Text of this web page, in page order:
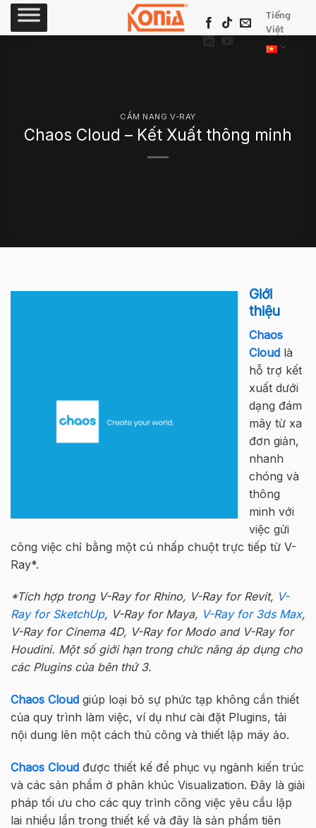
Skip
Tiếng
Việt
CẨM NANG V-RAY
Chaos Cloud – Kết Xuất thông minh
Giới
thiệu
Chaos
Cloud là
hỗ trợ kết
xuất dưới
dạng đám
mây từ xa
đơn giản,
nhanh
chóng và
thông
minh với
việc gửi
công việc chỉ bằng một cú nhấp chuột trực tiếp từ V-
Ray*.
*Tích hợp trong V-Ray for Rhino, V-Ray for Revit, V-
Ray for SketchUp, V-Ray for Maya, V-Ray for 3ds Max,
V-Ray for Cinema 4D, V-Ray for Modo and V-Ray for
Houdini. Một số giới hạn trong chức năng áp dụng cho
các Plugins của bên thứ 3.
Chaos Cloud giúp loại bỏ sự phức tạp không cần thiết
của quy trình làm việc, ví dụ như cài đặt Plugins, tải
nội dung lên một cách thủ công và thiết lập máy ảo.
Chaos Cloud được thiết kế để phục vụ ngành kiến trúc
và các sản phẩm ở phân khúc Visualization. Đây là giải
pháp tối ưu cho các quy trình công việc yêu cầu lặp
lai nhiều lần trong thiết kế và đây là sản phẩm tiên